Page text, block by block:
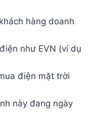
hàng doanh
như EVN (ví dụ
điện mặt trời
này đang ngày